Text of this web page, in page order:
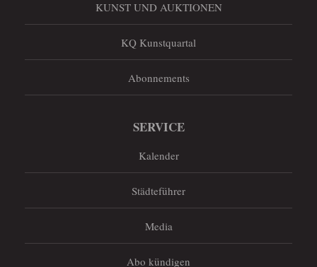
KUNST UND AUKTIONEN
KQ Kunstquartal
Abonnements
SERVICE
Kalender
Städteführer
Media
Abo kündigen